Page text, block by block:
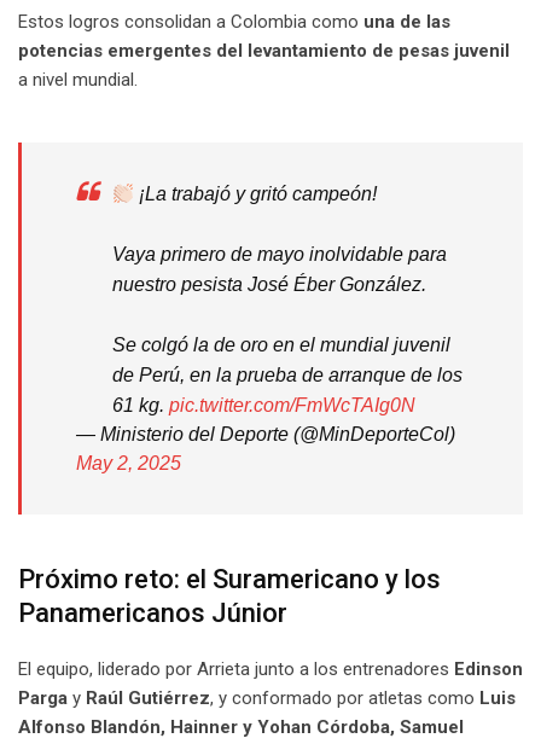
Estos logros consolidan a Colombia como una de las
potencias emergentes del levantamiento de pesas juvenil
a nivel mundial.
¡La trabajó y gritó campeón!
Vaya primero de mayo inolvidable para
nuestro pesista José Éber González.
Se colgó la de oro en el mundial juvenil
de Perú, en la prueba de arranque de los
61 kg. pic.twitter.com/FmWcTAIg0N
— Ministerio del Deporte (@MinDeporteCol)
May 2, 2025
Próximo reto: el Suramericano y los
Panamericanos Júnior
El equipo, liderado por Arrieta junto a los entrenadores Edinson
Parga y Raúl Gutiérrez, y conformado por atletas como Luis
Alfonso Blandón, Hainner y Yohan Córdoba, Samuel